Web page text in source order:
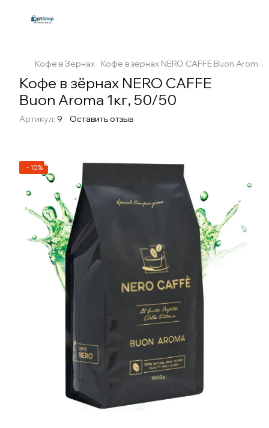
Кофе в Зёрнах Кофе в зёрнах NERO CAFFE Buon Aroma
Кофе в зёрнах NERO CAFFE
Buon Aroma 1кг, 50/50
Артикул: 9 Оставить отзыв
−10%